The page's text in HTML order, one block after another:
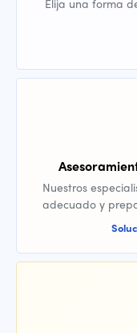
Elija una forma
Nuestros
adecuado y